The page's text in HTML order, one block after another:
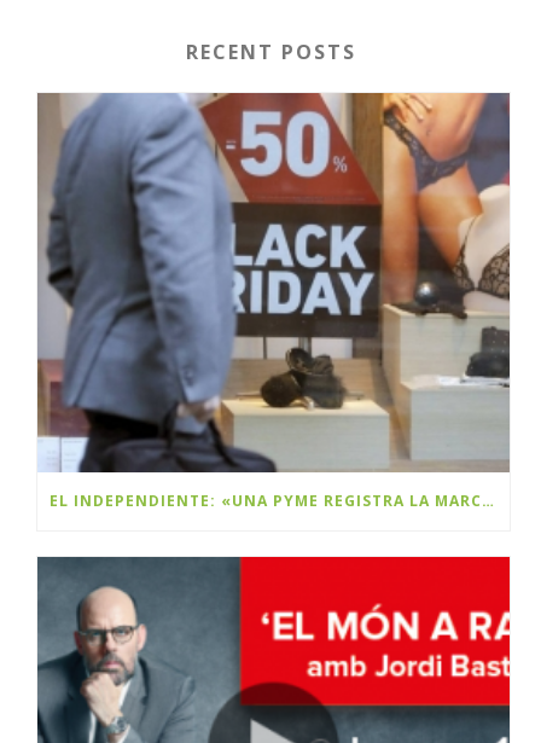
RECENT POSTS
EL INDEPENDIENTE: «UNA PYME REGISTRA LA MARCA BLACK FRIDAY Y PLANEA COBRAR DERECHOS A LAS MULTINACIONALES»